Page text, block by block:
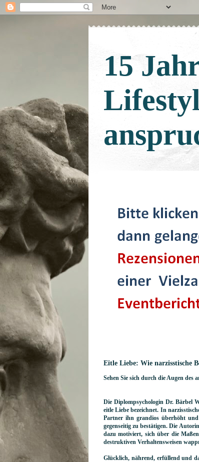
15
Eitle Liebe: Wie narzisstische
Sehen Sie sich durch die Augen des
Die Diplompsychologin Dr. Bärbel
eitle Liebe bezeichnet. In
Partner ihn grandios überhöht
gegenseitig zu bestätigen. Die
dazu motiviert, sich über die
destruktiven Verhaltensweisen
Glücklich, nährend, erfüllend und